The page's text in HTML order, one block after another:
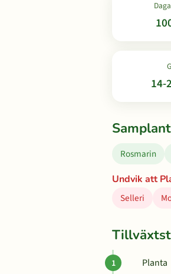
14-
Rosmarin
Undvik att
Selleri
Planta